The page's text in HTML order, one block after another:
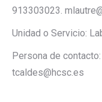
913303023.
Unidad o Servicio:
Persona de
tcaldes@hcsc.es